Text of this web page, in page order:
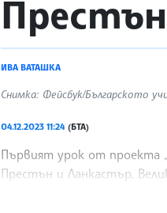
ИВА ВАТАШКА
Снимка: Фейсбук/Българското
04.12.2023 11:24 (БТА)
Първият урок от проекта
Престън и Ланкастър,